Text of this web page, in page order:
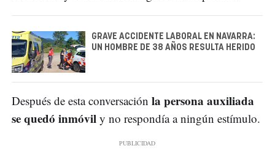
GRAVE ACCIDENTE LABORAL EN NAVARRA:
UN HOMBRE DE 38 AÑOS RESULTA HERIDO
Después de esta conversación la persona auxiliada
se quedó inmóvil y no respondía a ningún estímulo.